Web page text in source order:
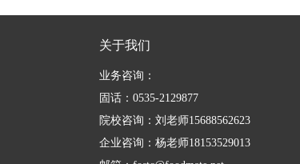
关于我们
业务咨询：
固话：0535-2129877
院校咨询：刘老师15688562623
企业咨询：杨老师18153529013